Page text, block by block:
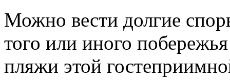
Можно вести долгие
того или иного
пляжи этой